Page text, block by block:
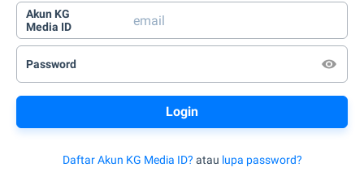
Akun KG
Media ID
Password
Daftar Akun KG Media ID? atau lupa password?